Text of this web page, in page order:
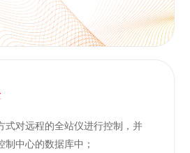
式对远程的全站仪进行控制，并
中心的数据库中；